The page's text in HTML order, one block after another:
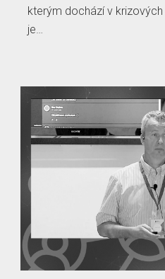
kterým dochází v
je…